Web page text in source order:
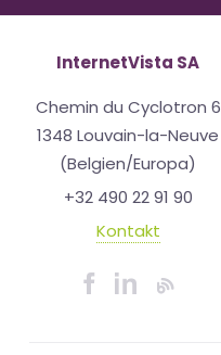
InternetVista SA
Chemin du Cyclotron 6
1348 Louvain-la-Neuve
(Belgien/Europa)
+32 490 22 91 90
Kontakt